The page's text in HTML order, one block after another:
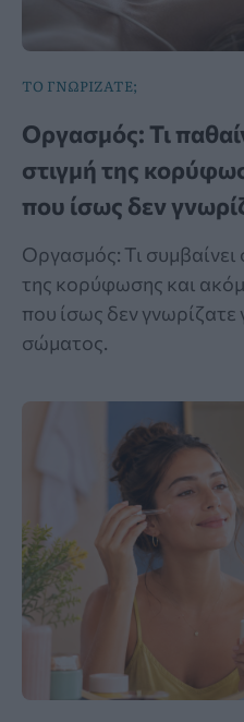
ΤΟ ΓΝΩΡΙΖΑΤΕ;
Οργασμός: Τι
στιγμή της
που ίσως δεν
Οργασμός: Τι συμβαίνει
της κορύφωσης και
που ίσως δεν γνωρίζατε
σώματος.